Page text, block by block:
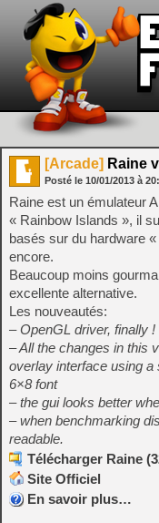
[Arcade] Raine
Posté le 10/01/2013 à
Raine est un émulateur
« Rainbow Islands », il
basés sur du hardware «
encore.
Beaucoup moins
excellente alternative.
Les nouveautés:
– OpenGL driver, finally !
– All the changes in this
overlay interface using a
6×8 font
– the gui looks better
– when benchmarking
readable.
Télécharger Raine
Site Officiel
En savoir plus…